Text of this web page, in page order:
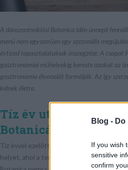
Blog -
If you wish
sensitive
confirm
A dánszentmiklósi Botanica idén ünnepli
menü nem egyszerűen egy szezonális
évtized tapasztalatainak összegzése. A
gasztronómiai műhelyekig kereste azokat az
gasztronómia élvonalát formálják. Az így
kelnek életre.
Tíz év után is
Botanicát
Tíz évvel ezelőtt egy különleges
helyet, ahol a természet, a gasztronómia